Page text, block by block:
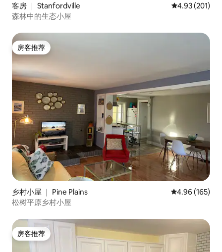
客房 ｜ Stanfordville 平均评分 4.93
4.93 (201)
森林中的生态小屋
房客推荐
房客推荐
乡村小屋 ｜ Pine Plains 平均评分 4.96
4.96 (165)
松树平原乡村小屋
房客推荐
房客推荐